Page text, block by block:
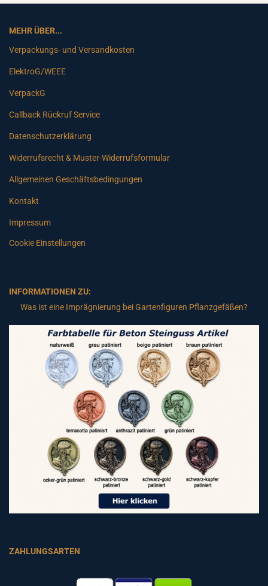
MEHR ÜBER...
Verpackungs- und Versandkosten
ElektroG/WEEE
VerpackG
Callback Rückruf Service
Datenschutzerklärung
Widerrufsrecht & Muster-Widerrufsformular
Allgemeinen Geschäftsbedingungen
Kontakt
Impressum
Cookie Einstellungen
INFORMATIONEN ZU:
Was ist eine Imprägnierung bei Gartenfiguren Pflanzgefäßen?
ZAHLUNGSARTEN